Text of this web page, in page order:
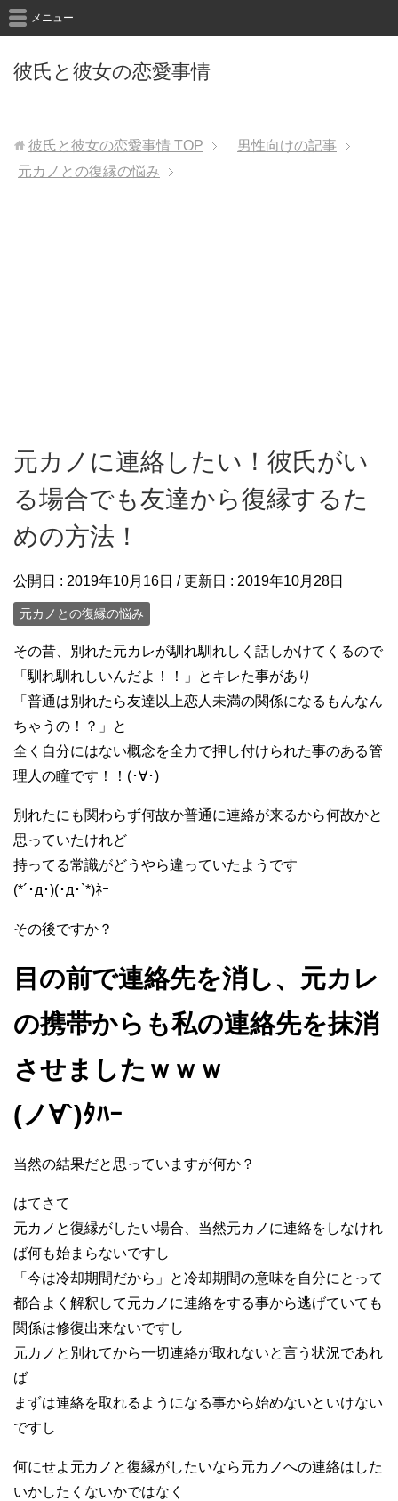
彼氏と彼女の恋愛事情
メニュー
彼氏と彼女の恋愛事情 TOP
男性向けの記事
元カノとの復縁の悩み
元カノに連絡したい！彼氏がい
る場合でも友達から復縁するた
めの方法！
公開日 : 2019年10月16日 / 更新日 : 2019年10月28日
元カノとの復縁の悩み
その昔、別れた元カレが馴れ馴れしく話しかけてくるので
「馴れ馴れしいんだよ！！」とキレた事があり
「普通は別れたら友達以上恋人未満の関係になるもんなん
ちゃうの！？」と
全く自分にはない概念を全力で押し付けられた事のある管
理人の瞳です！！(･∀･)
別れたにも関わらず何故か普通に連絡が来るから何故かと
思っていたけれど
持ってる常識がどうやら違っていたようです
(*´･д･)(･д･`*)ﾈｰ
その後ですか？
目の前で連絡先を消し、元カレ
の携帯からも私の連絡先を抹消
させましたｗｗｗ
(ノ∀`)ﾀﾊｰ
当然の結果だと思っていますが何か？
はてさて
元カノと復縁がしたい場合、当然元カノに連絡をしなけれ
ば何も始まらないですし
「今は冷却期間だから」と冷却期間の意味を自分にとって
都合よく解釈して元カノに連絡をする事から逃げていても
関係は修復出来ないですし
元カノと別れてから一切連絡が取れないと言う状況であれ
ば
まずは連絡を取れるようになる事から始めないといけない
ですし
何にせよ元カノと復縁がしたいなら元カノへの連絡はした
いかしたくないかではなく